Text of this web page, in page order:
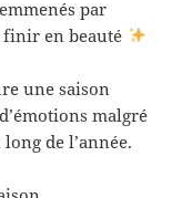
par
finir en beauté
une saison
malgré
de l’année.